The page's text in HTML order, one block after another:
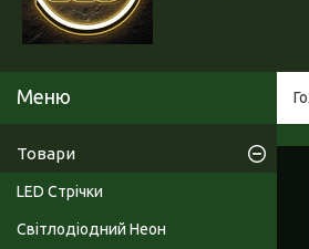
Товари
LED Стрічки
Світлодіодний Неон